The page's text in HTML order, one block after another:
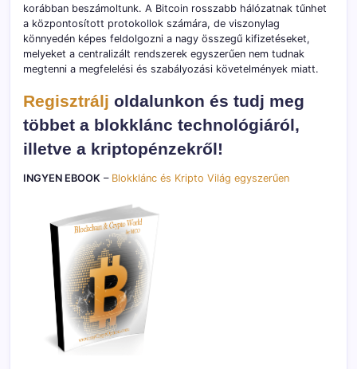
korábban beszámoltunk. A Bitcoin rosszabb hálózatnak tűnhet
a központosított protokollok számára, de viszonylag
könnyedén képes feldolgozni a nagy összegű kifizetéseket,
melyeket a centralizált rendszerek egyszerűen nem tudnak
megtenni a megfelelési és szabályozási követelmények miatt.
Regisztrálj oldalunkon és tudj meg
többet a blokklánc technológiáról,
illetve a kriptopénzekről!
INGYEN EBOOK – Blokklánc és Kripto Világ egyszerűen